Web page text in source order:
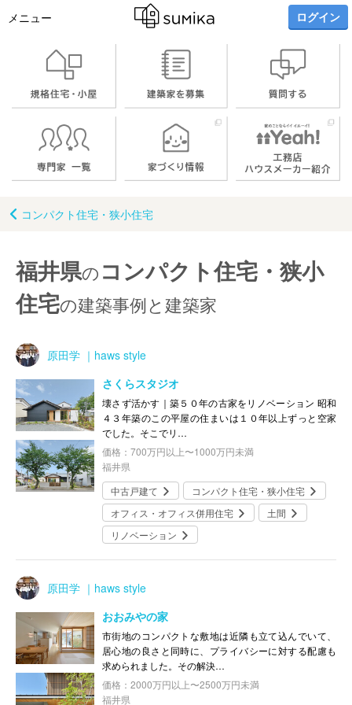
メニュー ログイン
コンパクト住宅・狭小住宅
福井県のコンパクト住宅・狭小
住宅の建築事例と建築家
原田学 ｜haws style
さくらスタジオ
壊さず活かす｜築５０年の古家をリノベーション 昭和
４３年築のこの平屋の住まいは１０年以上ずっと空家
でした。そこでリ…
価格：700万円以上〜1000万円未満
福井県
中古戸建て
コンパクト住宅・狭小住宅
オフィス・オフィス併用住宅
土間
リノベーション
原田学 ｜haws style
おおみやの家
市街地のコンパクトな敷地は近隣も立て込んでいて、
居心地の良さと同時に、プライバシーに対する配慮も
求められました。その解決…
価格：2000万円以上〜2500万円未満
福井県